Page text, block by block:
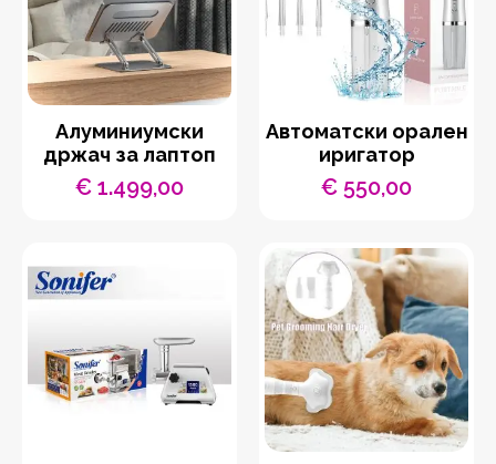
Aлуминиумски
држач за лаптоп
€ 1.499,00
Автоматски орален
иригатор
€ 550,00